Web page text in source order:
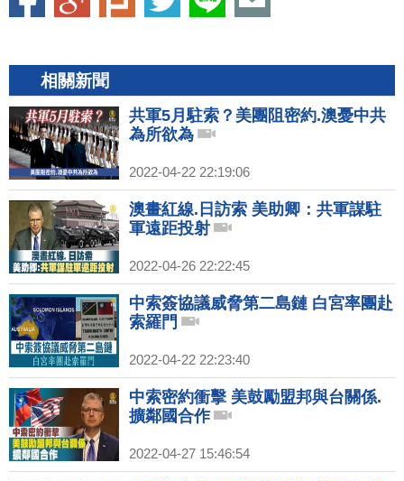
相關新聞
共軍5月駐索？美團阻密約.澳憂中共
為所欲為
2022-04-22 22:19:06
澳畫紅線.日訪索 美助卿：共軍謀駐
軍遠距投射
2022-04-26 22:22:45
中索簽協議威脅第二島鏈 白宮率團赴
索羅門
2022-04-22 22:23:40
中索密約衝擊 美鼓勵盟邦與台關係.
擴鄰國合作
2022-04-27 15:46:54